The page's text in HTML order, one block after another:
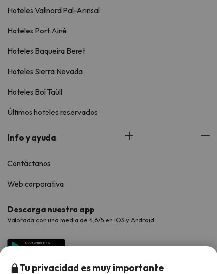
Hoteles Vallnord Pal-Arinsal
Hoteles Port Ainé
Hoteles Baqueira Beret
Hoteles Sierra Nevada
Hoteles Boí Taüll
Últimos hoteles reservados
Info y ayuda
Contáctanos
Web corporativa
Descarga nuestra app
Valorada con una media de 4,6/5 en iOS y Android.
Tu privacidad es muy importante